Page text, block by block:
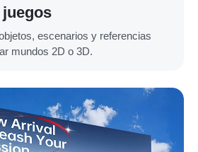
escenarios y referencias
mundos 2D o 3D.